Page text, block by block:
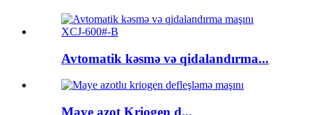
Avtomatik kəsmə və qidalandırma...
Maye azot Kriogen d...